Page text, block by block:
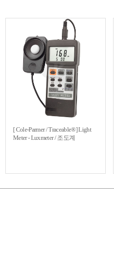
[ Cole-Parmer / Traceable®] Light
Meter - Luxmeter / 조도계